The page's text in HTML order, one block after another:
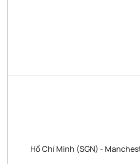
Hồ Chí Minh (SGN) -